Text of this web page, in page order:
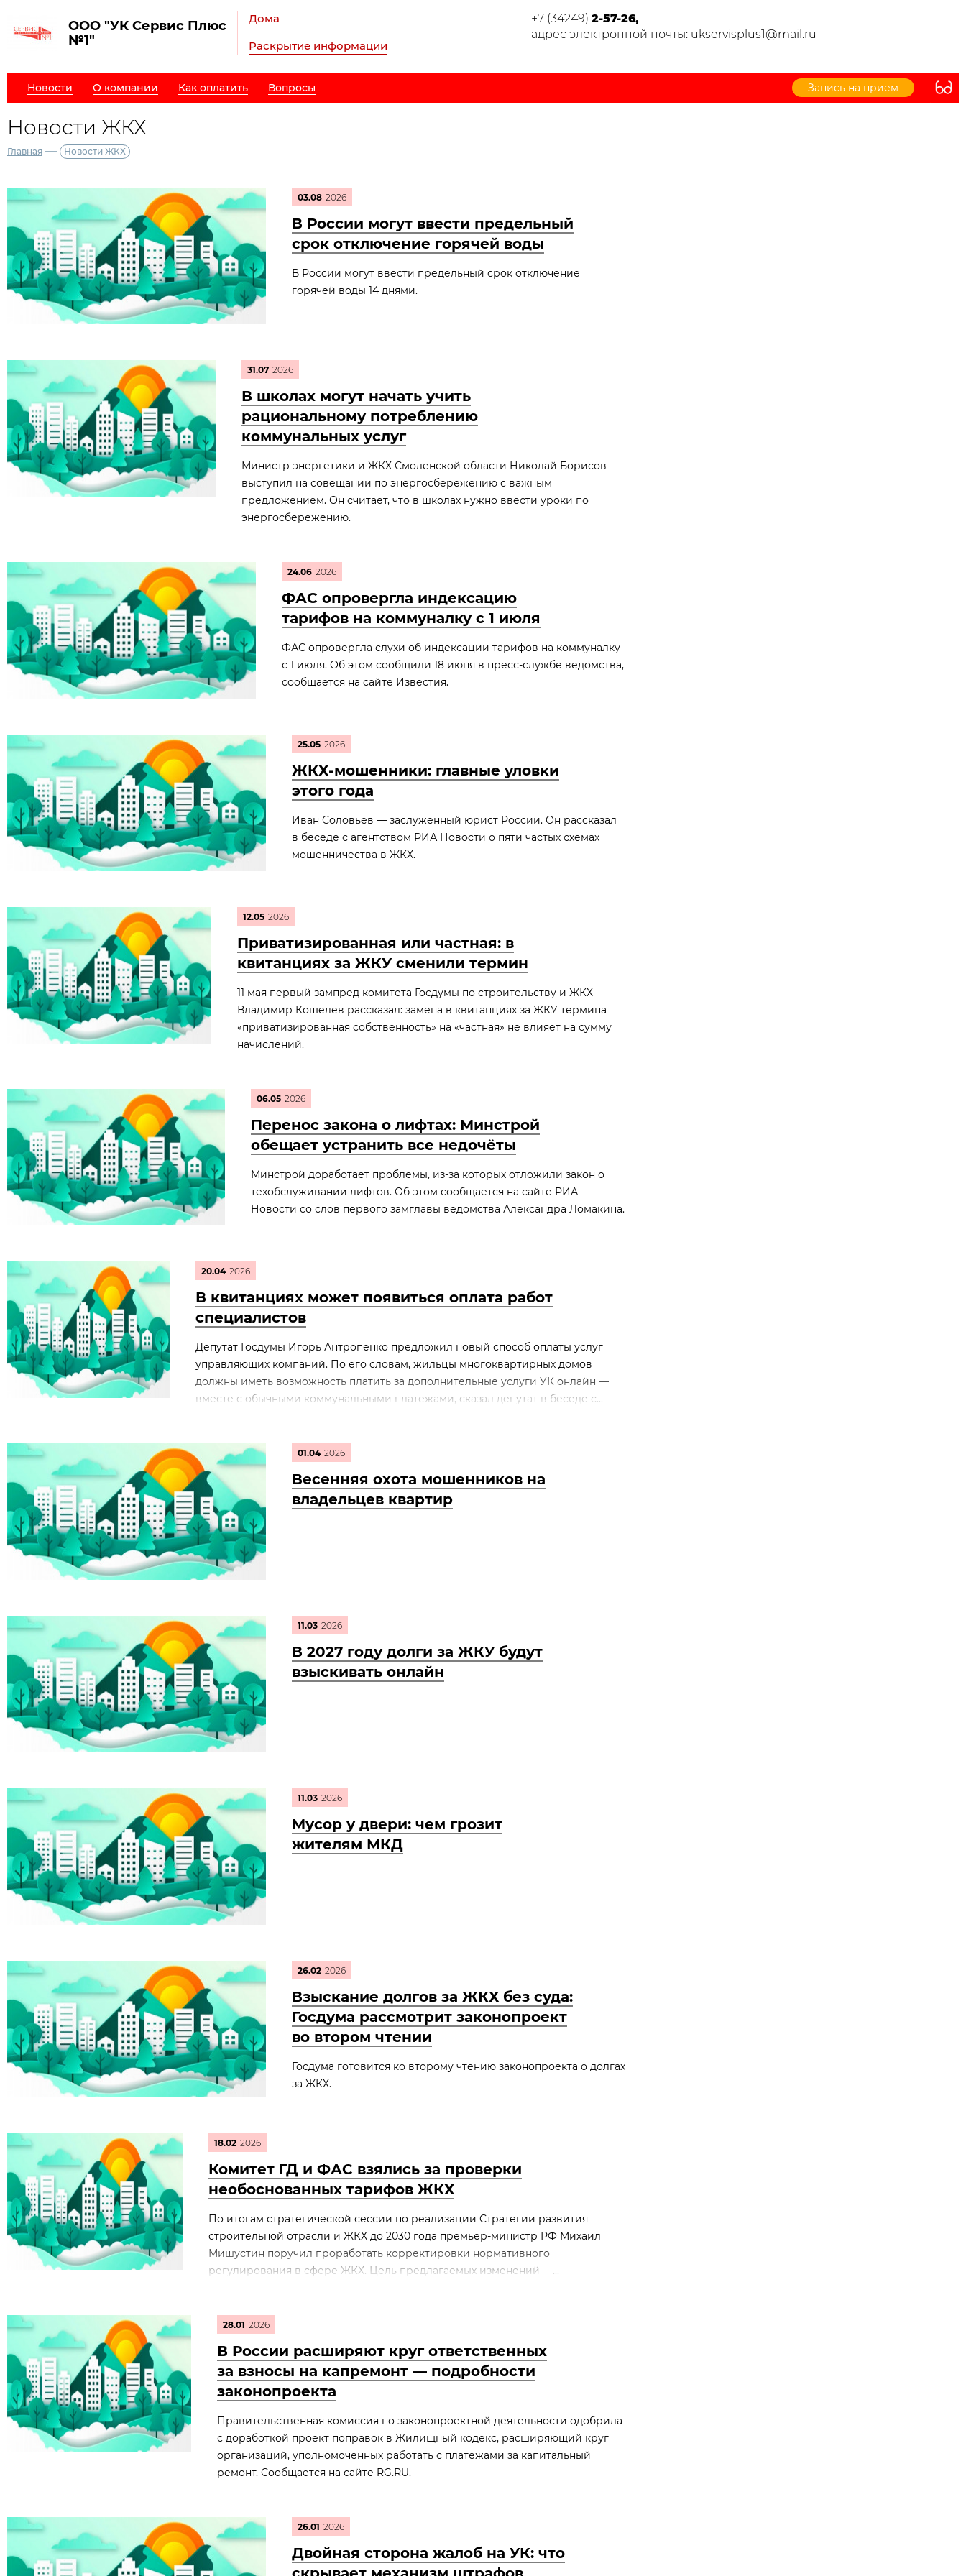
ООО "УК Сервис Плюс
№1"
Дома
Раскрытие информации
+7 (34249) 2-57-26,
адрес электронной почты: ukservisplus1@mail.ru
Новости О компании Как оплатить Вопросы Запись на прием
Новости ЖКХ
Главная — Новости ЖКХ
03.08 2026
В России могут ввести предельный
срок отключение горячей воды
В России могут ввести предельный срок отключение
горячей воды 14 днями.
31.07 2026
В школах могут начать учить
рациональному потреблению
коммунальных услуг
Министр энергетики и ЖКХ Смоленской области Николай Борисов
выступил на совещании по энергосбережению с важным
предложением. Он считает, что в школах нужно ввести уроки по
энергосбережению.
24.06 2026
ФАС опровергла индексацию
тарифов на коммуналку с 1 июля
ФАС опровергла слухи об индексации тарифов на коммуналку
с 1 июля. Об этом сообщили 18 июня в пресс‑службе ведомства,
сообщается на сайте Известия.
25.05 2026
ЖКХ-мошенники: главные уловки
этого года
Иван Соловьев — заслуженный юрист России. Он рассказал
в беседе с агентством РИА Новости о пяти частых схемах
мошенничества в ЖКХ.
12.05 2026
Приватизированная или частная: в
квитанциях за ЖКУ сменили термин
11 мая первый зампред комитета Госдумы по строительству и ЖКХ
Владимир Кошелев рассказал: замена в квитанциях за ЖКУ термина
«приватизированная собственность» на «частная» не влияет на сумму
начислений.
06.05 2026
Перенос закона о лифтах: Минстрой
обещает устранить все недочёты
Минстрой доработает проблемы, из‑за которых отложили закон о
техобслуживании лифтов. Об этом сообщается на сайте РИА
Новости со слов первого замглавы ведомства Александра Ломакина.
20.04 2026
В квитанциях может появиться оплата работ
специалистов
Депутат Госдумы Игорь Антропенко предложил новый способ оплаты услуг
управляющих компаний. По его словам, жильцы многоквартирных домов
должны иметь возможность платить за дополнительные услуги УК онлайн —
вместе с обычными коммунальными платежами, сказал депутат в беседе с...
01.04 2026
Весенняя охота мошенников на
владельцев квартир
11.03 2026
В 2027 году долги за ЖКУ будут
взыскивать онлайн
11.03 2026
Мусор у двери: чем грозит
жителям МКД
26.02 2026
Взыскание долгов за ЖКХ без суда:
Госдума рассмотрит законопроект
во втором чтении
Госдума готовится ко второму чтению законопроекта о долгах
за ЖКХ.
18.02 2026
Комитет ГД и ФАС взялись за проверки
необоснованных тарифов ЖКХ
По итогам стратегической сессии по реализации Стратегии развития
строительной отрасли и ЖКХ до 2030 года премьер‑министр РФ Михаил
Мишустин поручил проработать корректировки нормативного
регулирования в сфере ЖКХ. Цель предлагаемых изменений —...
28.01 2026
В России расширяют круг ответственных
за взносы на капремонт — подробности
законопроекта
Правительственная комиссия по законопроектной деятельности одобрила
с доработкой проект поправок в Жилищный кодекс, расширяющий круг
организаций, уполномоченных работать с платежами за капитальный
ремонт. Сообщается на сайте RG.RU.
26.01 2026
Двойная сторона жалоб на УК: что